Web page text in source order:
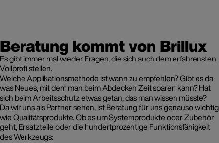
Das passende Werkzeug
Bei uns gibt’s alles – von
Abdecken bis Zubehör
Beratung kommt von Brillux
Es gibt immer mal wieder Fragen, die sich auch dem erfahrensten
Vollprofi stellen.
Welche Applikationsmethode ist wann zu empfehlen? Gibt es da
was Neues, mit dem man beim Abdecken Zeit sparen kann? Hat
sich beim Arbeitsschutz etwas getan, das man wissen müsste?
Da wir uns als Partner sehen, ist Beratung für uns genauso wichtig
wie Qualitätsprodukte. Ob es um Systemprodukte oder Zubehör
geht, Ersatzteile oder die hundertprozentige Funktionsfähigkeit
des Werkzeugs: